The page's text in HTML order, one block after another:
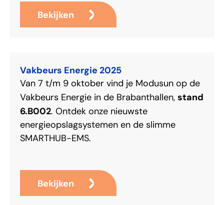
Bekijken
Vakbeurs Energie 2025
Van 7 t/m 9 oktober vind je Modusun op de
Vakbeurs Energie in de Brabanthallen, stand
6.B002. Ontdek onze nieuwste
energieopslagsystemen en de slimme
SMARTHUB-EMS.
Bekijken